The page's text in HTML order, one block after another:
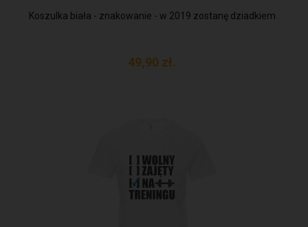
Koszulka biała - znakowanie - w 2019 zostanę dziadkiem
49,90 zł.